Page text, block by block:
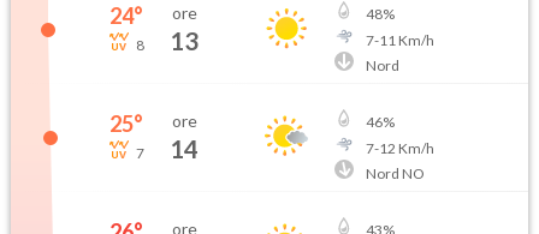
24°
8
ore
13
48%
7-11 Km/h
Nord
25°
7
ore
14
46%
7-12 Km/h
Nord NO
ore 43%